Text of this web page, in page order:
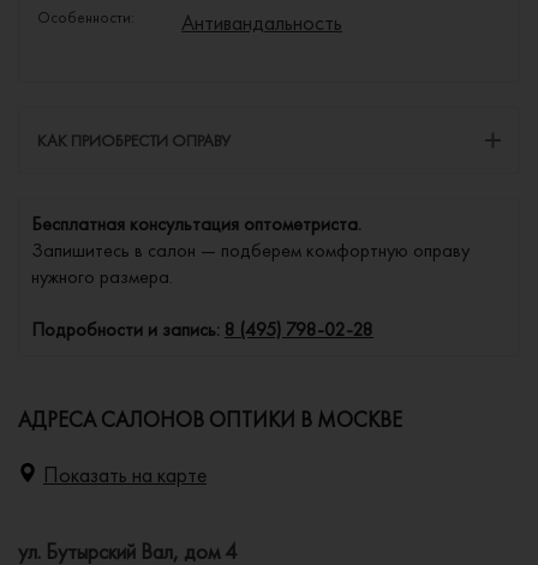
Особенности: Антивандальность
КАК ПРИОБРЕСТИ ОПРАВУ
Бесплатная консультация оптометриста.
Запишитесь в салон — подберем комфортную оправу
нужного размера.
Подробности и запись: 8 (495) 798-02-28
АДРЕСА САЛОНОВ ОПТИКИ В МОСКВЕ
Показать на карте
ул. Бутырский Вал, дом 4